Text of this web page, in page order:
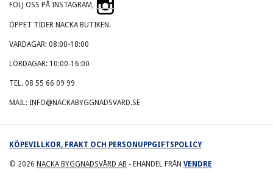
FÖLJ OSS PÅ INSTAGRAM,
ÖPPET TIDER NACKA BUTIKEN.
VARDAGAR: 08:00-18:00
LÖRDAGAR: 10:00-16:00
TEL. 08 55 66 09 99
MAIL: INFO@NACKABYGGNADSVARD.SE
KÖPEVILLKOR, FRAKT OCH PERSONUPPGIFTSPOLICY
© 2026 NACKA BYGGNADSVÅRD AB - EHANDEL FRÅN VENDRE